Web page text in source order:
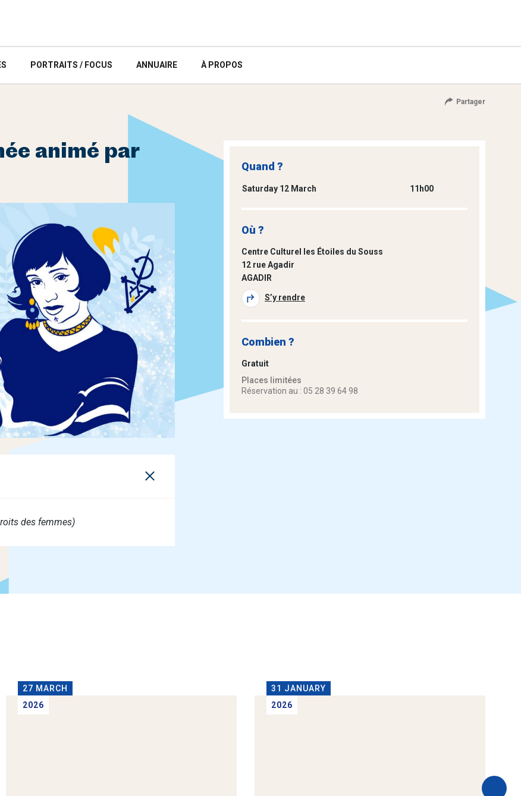
PORTRAITS / FOCUS ANNUAIRE À PROPOS
Partager
animé par
des femmes)
Quand ?
Saturday 12 March 11h00
Où ?
Centre Culturel les Étoiles du Souss
12 rue Agadir
AGADIR
S’y rendre
Combien ?
Gratuit
Places limitées
Réservation au : 05 28 39 64 98
27 MARCH
2026
31 JANUARY
2026